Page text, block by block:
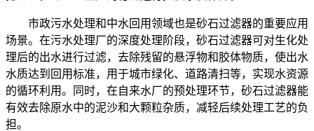
市政污水处理和中水回用领域也是砂石过滤器的重要应用
场景。在污水处理厂的深度处理阶段，砂石过滤器可对生化处
理后的出水进行过滤，去除残留的悬浮物和胶体物质，使出水
水质达到回用标准，用于城市绿化、道路清扫等，实现水资源
的循环利用。同时，在自来水厂的预处理环节，砂石过滤器能
有效去除原水中的泥沙和大颗粒杂质，减轻后续处理工艺的负
担。